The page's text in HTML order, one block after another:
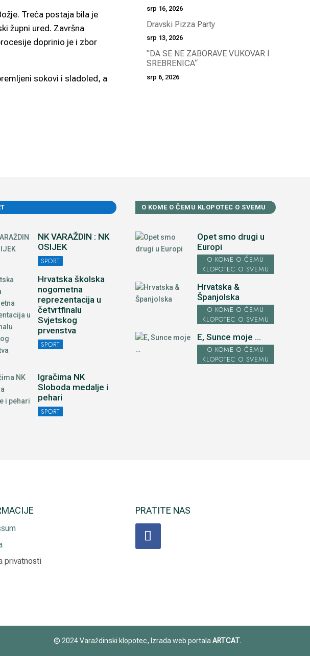
Treća postaja bila je
župni ured. Završna
doprinio je i zbor
sokovi i sladoled, a
srp 16, 2026
Dravski Pizza Party
srp 13, 2026
"DA SE NE ZABORAVE VUKOVAR I
SREBRENICA“
srp 6, 2026
NK VARAŽDIN : NK
OSIJEK
SPORT
Hrvatska školska
nogometna
reprezentacija u
četvrtfinalu
Svjetskog
prvenstva
SPORT
Igračima NK
Sloboda medalje i
pehari
SPORT
O KOME O ČEMU KLOPOTEC O SVEMU
Opet smo drugi u
Europi
O KOME O ČEMU
KLOPOTEC O SVEMU
Hrvatska &
Španjolska
O KOME O ČEMU
KLOPOTEC O SVEMU
E, Sunce moje ...
O KOME O ČEMU
KLOPOTEC O SVEMU
privatnosti
PRATITE NAS
© 2024 Varaždinski klopotec, Izrada web portala ARTCAT.